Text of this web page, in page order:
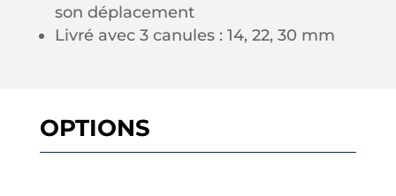
son déplacement
Livré avec 3 canules : 14, 22, 30 mm
OPTIONS